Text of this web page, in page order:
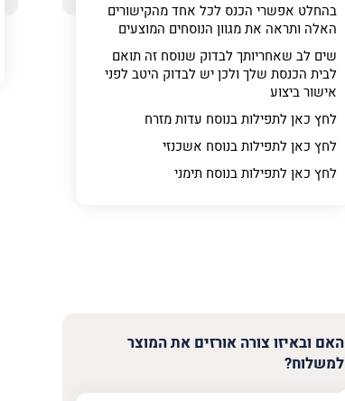
בהחלט אפשרי הכנס לכל אחד מהקישורים
האלה ותראה את מגוון הנוסחים המוצעים
שים לב שאחריותך לבדוק שנוסח זה תואם
לבית הכנסת שלך ולכן יש לבדוק היטב לפני
אישור ביצוע
לחץ כאן לתפילות בנוסח עדות מזרח
לחץ כאן לתפילות בנוסח אשכנזי
לחץ כאן לתפילות בנוסח תימני
האם ובאיזו צורה אורזים את המוצר
למשלוח?